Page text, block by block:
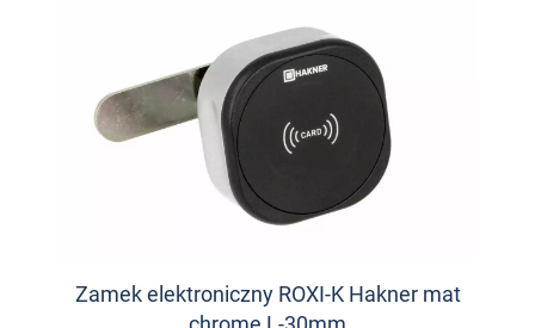
Zamek elektroniczny ROXI-K Hakner mat